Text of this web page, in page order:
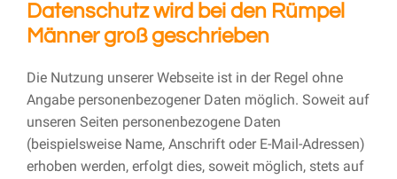
Datenschutz wird bei den Rümpel
Männer groß geschrieben
Die Nutzung unserer Webseite ist in der Regel ohne
Angabe personenbezogener Daten möglich. Soweit auf
unseren Seiten personenbezogene Daten
(beispielsweise Name, Anschrift oder E-Mail-Adressen)
erhoben werden, erfolgt dies, soweit möglich, stets auf